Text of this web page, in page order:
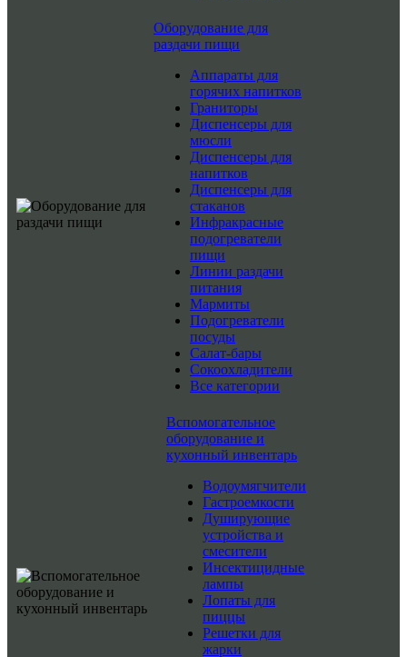
Оборудование для
раздачи пищи
Аппараты для
горячих напитков
Граниторы
Диспенсеры для
мюсли
Диспенсеры для
напитков
Диспенсеры для
стаканов
Инфракрасные
подогреватели
пищи
Линии раздачи
питания
Мармиты
Подогреватели
посуды
Салат-бары
Сокоохладители
Все категории
Вспомогательное
оборудование и
кухонный инвентарь
Водоумягчители
Гастроемкости
Душирующие
устройства и
смесители
Инсектицидные
лампы
Лопаты для
пиццы
Решетки для
жарки